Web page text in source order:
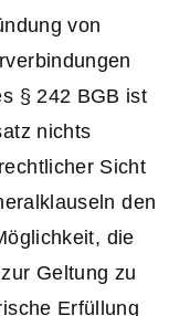
von
§ 242 BGB ist
nichts
Sicht
den
die
Geltung zu
Erfüllung